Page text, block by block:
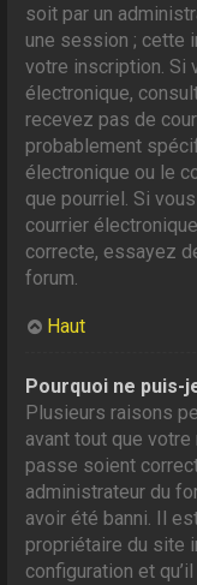
soit par un
une session ; cette
votre inscription. Si
électronique,
recevez pas de
probablement
électronique ou le
que pourriel. Si
courrier
correcte, essayez
forum.
Haut
Pourquoi ne puis-
Plusieurs raisons
avant tout que
passe soient
administrateur du
avoir été banni. Il
propriétaire du site
configuration et